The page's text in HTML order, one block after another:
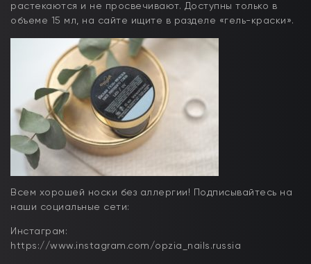
растекаются и не просвечивают. Доступны только в
объеме 15 мл, на сайте ищите в разделе «гель-краски».
Всем хорошей носки без аллергии! Подписывайтесь на
наши социальные сети:
Инстаграм:
https://www.instagram.com/opzia_nails.russia